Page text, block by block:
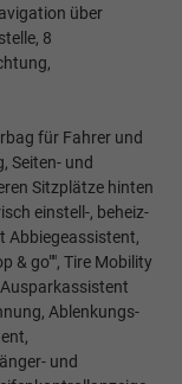
über
8
für Fahrer und
Seiten- und
Sitzplätze hinten
einstell-, beheiz-
Abbiegeassistent,
& go"", Tire Mobility
Ablenkungs-
und